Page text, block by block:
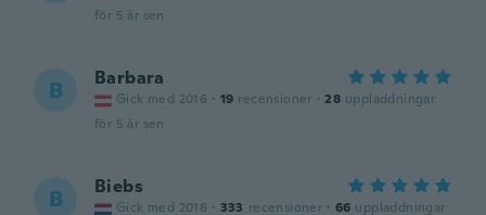
för 5 år sen
B Barbara
Gick med 2016 · 19 recensioner · 28 uppladdningar
för 5 år sen
B Biebs
Gick med 2016 · 333 recensioner · 66 uppladdningar